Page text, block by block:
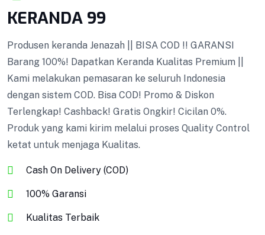
KERANDA 99
Produsen keranda Jenazah || BISA COD !! GARANSI
Barang 100%! Dapatkan Keranda Kualitas Premium ||
Kami melakukan pemasaran ke seluruh Indonesia
dengan sistem COD. Bisa COD! Promo & Diskon
Terlengkap! Cashback! Gratis Ongkir! Cicilan 0%.
Produk yang kami kirim melalui proses Quality Control
ketat untuk menjaga Kualitas.
Cash On Delivery (COD)
100% Garansi
Kualitas Terbaik
melakukan pemasaran ke seluruh Indonesia
dengan sistem COD. Bisa COD! Promo & Diskon
Terlengkap! Cashback! Gratis Ongkir! Cicilan 0%.
Produk yang kami kirim melalui proses Quality
Control ketat untuk menjaga Kualitas.
VIEW DETAILS